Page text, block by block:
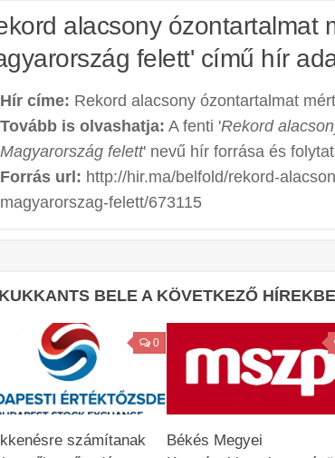
alacsony ózontartalmat
felett' című hír
Hír címe: Rekord alacsony ózontartalmat
Tovább is olvashatja: A fenti 'Rekord
Magyarország felett' nevű hír forrása és
Forrás url: http://hir.ma/belfold/rekord-
magyarorszag-felett/673115
KUKKANTS BELE A KÖVETKEZŐ
0
számítanak
Békés Megyei